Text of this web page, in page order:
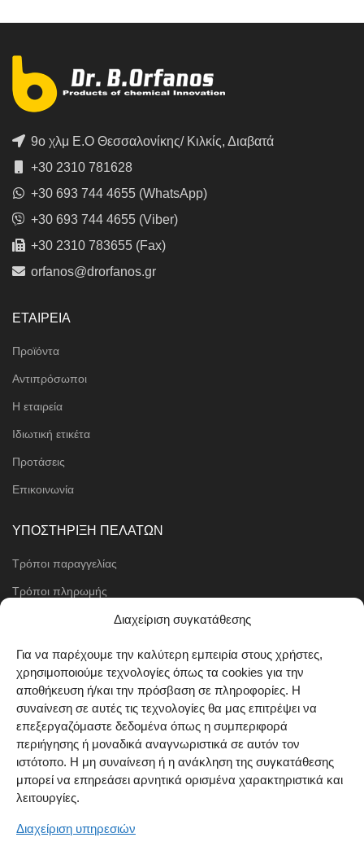
Διαχείριση συγκατάθεσης
Για να παρέχουμε την καλύτερη εμπειρία στους χρήστες,
χρησιμοποιούμε τεχνολογίες όπως τα cookies για την
αποθήκευση ή/και την πρόσβαση σε πληροφορίες. Η
συναίνεση σε αυτές τις τεχνολογίες θα μας επιτρέψει να
επεξεργαζόμαστε δεδομένα όπως η συμπεριφορά
περιήγησης ή μοναδικά αναγνωριστικά σε αυτόν τον
ιστότοπο. Η μη συναίνεση ή η ανάκληση της συγκατάθεσης
μπορεί να επηρεάσει αρνητικά ορισμένα χαρακτηριστικά και
λειτουργίες.
Διαχείριση υπηρεσιών
9ο χλμ Ε.Ο Θεσσαλονίκης/ Κιλκίς, Διαβατά
+30 2310 781628
+30 693 744 4655 (WhatsApp)
+30 693 744 4655 (Viber)
+30 2310 783655 (Fax)
orfanos@drorfanos.gr
ΕΤΑΙΡΕΙΑ
Προϊόντα
Αντιπρόσωποι
Η εταιρεία
Ιδιωτική ετικέτα
Προτάσεις
Επικοινωνία
ΥΠΟΣΤΗΡΙΞΗ ΠΕΛΑΤΩΝ
Τρόποι παραγγελίας
Τρόποι πληρωμής
Μέθοδοι αποστολής
Όροι χρήσης
Cookie Policy (EU)
ΑΚΟΛΟΥΘΗΣΤΕ ΜΑΣ